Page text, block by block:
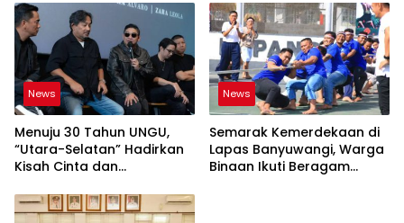
News
Menuju 30 Tahun UNGU,
“Utara-Selatan” Hadirkan
Kisah Cinta dan
News
Semarak Kemerdekaan di
Lapas Banyuwangi, Warga
Binaan Ikuti Beragam